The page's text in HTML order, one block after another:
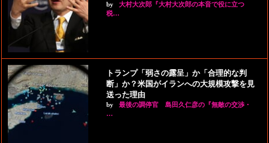
by
大村大次郎『大村大次郎の本音で役に立つ
税…
トランプ「弱さの露呈」か「合理的な判
断」か？米国がイランへの大規模攻撃を見
送った理由
by
最後の調停官 島田久仁彦の『無敵の交渉・
…